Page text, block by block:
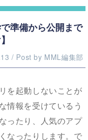
準備から公開まで
/ Post by MML編集部
を起動しないことが
情報を受けているう
ったり、人気のアプ
なったりします。で